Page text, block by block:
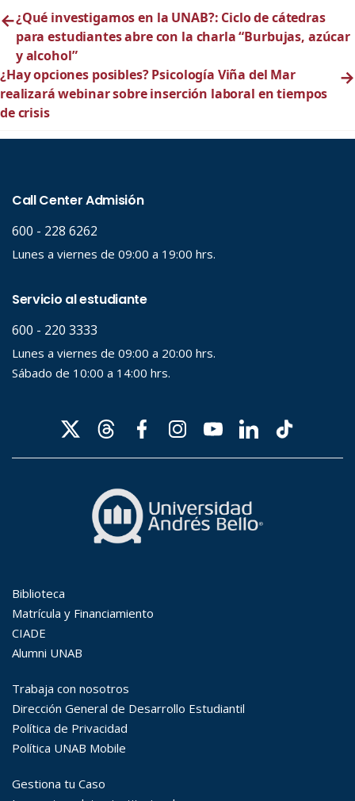
←¿Qué investigamos en la UNAB?: Ciclo de cátedras
para estudiantes abre con la charla “Burbujas, azúcar
y alcohol”
¿Hay opciones posibles? Psicología Viña del Mar
realizará webinar sobre inserción laboral en tiempos
de crisis
→